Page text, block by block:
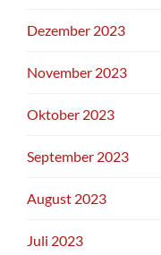
Dezember 2023
November 2023
Oktober 2023
September 2023
August 2023
Juli 2023